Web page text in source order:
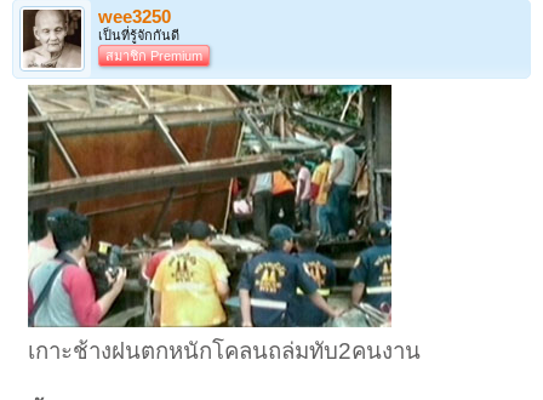
wee3250
เป็นที่รู้จักกันดี
สมาชิก Premium
เกาะช้างฝนตกหนักโคลนถล่มทับ2คนงาน